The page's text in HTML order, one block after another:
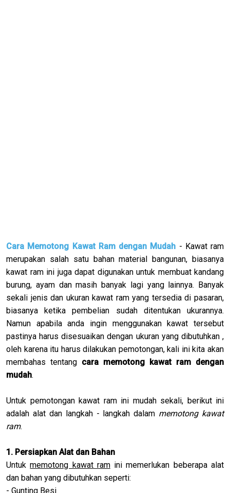
Cara Memotong Kawat Ram dengan Mudah - Kawat ram
merupakan salah satu bahan material bangunan, biasanya
kawat ram ini juga dapat digunakan untuk membuat kandang
burung, ayam dan masih banyak lagi yang lainnya. Banyak
sekali jenis dan ukuran kawat ram yang tersedia di pasaran,
biasanya ketika pembelian sudah ditentukan ukurannya.
Namun apabila anda ingin menggunakan kawat tersebut
pastinya harus disesuaikan dengan ukuran yang dibutuhkan ,
oleh karena itu harus dilakukan pemotongan, kali ini kita akan
membahas tentang cara memotong kawat ram dengan
mudah.
Untuk pemotongan kawat ram ini mudah sekali, berikut ini
adalah alat dan langkah - langkah dalam memotong kawat
ram.
1. Persiapkan Alat dan Bahan
Untukmemotong kawat ramini memerlukan beberapa alat
dan bahan yang dibutuhkan seperti:
- Gunting Besi